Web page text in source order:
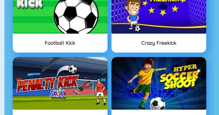
Football Kick Crazy Freekick